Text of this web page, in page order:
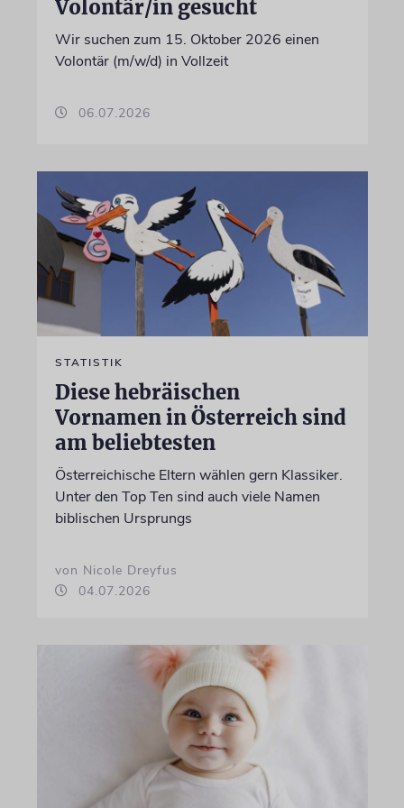
Volontär/in gesucht
Wir suchen zum 15. Oktober 2026 einen
Volontär (m/w/d) in Vollzeit
06.07.2026
STATISTIK
Diese hebräischen
Vornamen in Österreich sind
am beliebtesten
Österreichische Eltern wählen gern Klassiker.
Unter den Top Ten sind auch viele Namen
biblischen Ursprungs
von Nicole Dreyfus
04.07.2026